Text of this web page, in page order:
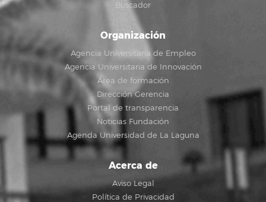
Buscador
Organización
Agencia Universitaria de Empleo
Agencia Universitaria de Innovación
Área de formación
Dirección Gerencia
Portal de transparencia
Noticias Fundación
Agenda Universidad de La Laguna
Acerca de
Aviso Legal
Política de Privacidad